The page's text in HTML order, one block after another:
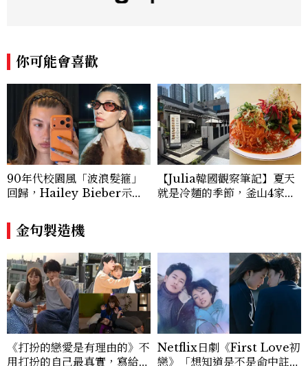
力的跨平台敘事語言。認為好的內容不僅是
記錄時代，更是溫柔的行動——在每一段訪
談與每一篇文章裡，留下值得反覆回味的
光。
你可能會喜歡
90年代校園風「波浪髮箍」
回歸，Hailey Bieber示範
u髮箍未開賣先爆紅！
【Julia韓國觀察筆記】夏天
就是冷麵的季節，釜山4家必
金句製造機
《打扮的戀愛是有理由的》不
用打扮的自己最真實，寫給人
Netflix日劇《First Love初
戀》「想知道是不是命中註